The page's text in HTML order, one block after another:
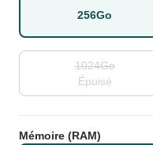
256Go
1024Go
Épuisé
Mémoire (RAM)